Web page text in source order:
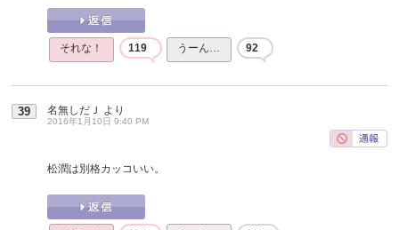
それな！ 119 うーん… 92
39 名無しだＪ より
2016年1月10日 9:40 PM
松潤は別格カッコいい。